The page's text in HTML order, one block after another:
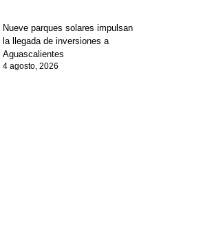
Nueve parques solares impulsan
la llegada de inversiones a
Aguascalientes
4 agosto, 2026